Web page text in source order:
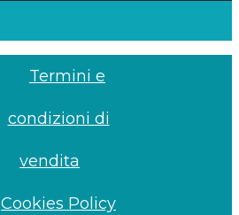
Termini e
condizioni di
vendita
Cookies Policy